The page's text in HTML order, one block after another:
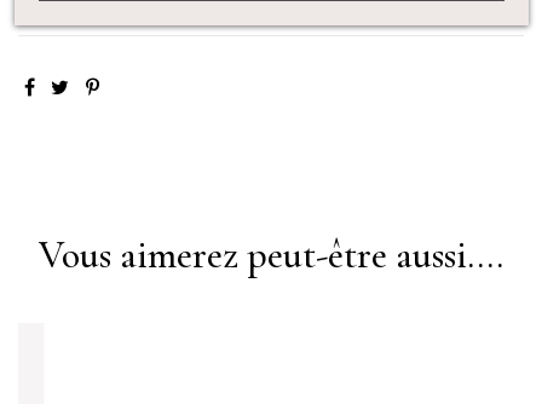
Vous aimerez peut-être aussi....